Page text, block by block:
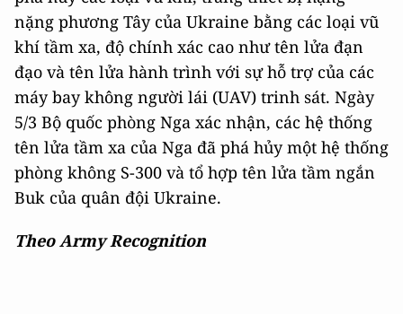
nặng phương Tây của Ukraine bằng các loại vũ
khí tầm xa, độ chính xác cao như tên lửa đạn
đạo và tên lửa hành trình với sự hỗ trợ của các
máy bay không người lái (UAV) trinh sát. Ngày
5/3 Bộ quốc phòng Nga xác nhận, các hệ thống
tên lửa tầm xa của Nga đã phá hủy một hệ thống
phòng không S-300 và tổ hợp tên lửa tầm ngắn
Buk của quân đội Ukraine.
Theo Army Recognition